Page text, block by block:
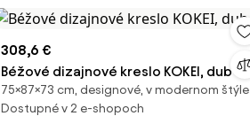
308,6 €
Béžové dizajnové kreslo KOKEI, dub
75×87×73 cm, designové, v modernom štýle
Dostupné v 2 e-shopoch